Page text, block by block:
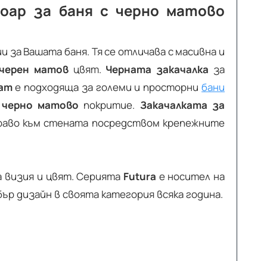
за баня с черно матово
за Вашата баня. Тя се отличава с масивна и
матовцвят. Черната закачалка за
е подходяща за големи и просторнибани
черно матово покритие. Закачалката за
към стената посредством крепежните
визия и цвят. Серията Futura е носител на
дизайн в своята категория всяка година.